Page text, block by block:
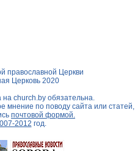
православной Церкви
Церковь 2020
на church.byобязательна.
мнение по поводу сайта или статей,
почтовой формой.
2012 год.